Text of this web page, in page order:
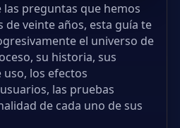
preguntas que hemos
veinte años, esta guía te
el universo de
su historia, sus
los efectos
las pruebas
de cada uno de sus